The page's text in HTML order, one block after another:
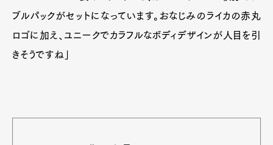
ブルパックがセットになっています。おなじみのライカの赤丸
ロゴに加え、ユニークでカラフルなボディデザインが人目を引
きそうですね」